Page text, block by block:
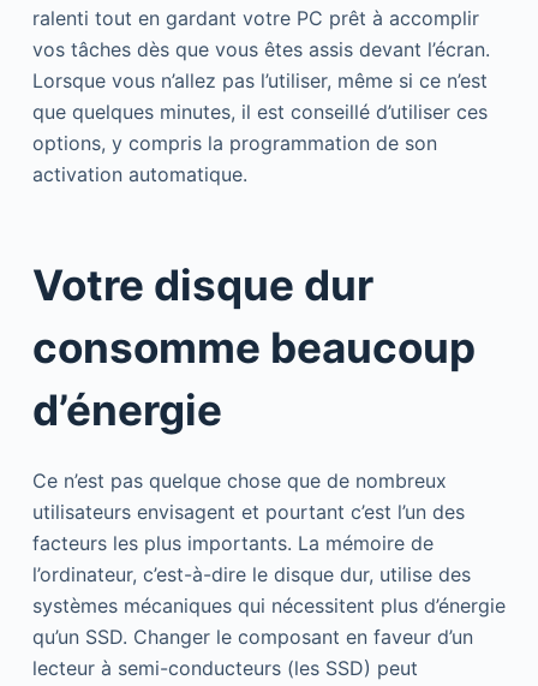
ralenti tout en gardant votre PC prêt à accomplir
vos tâches dès que vous êtes assis devant l’écran.
Lorsque vous n’allez pas l’utiliser, même si ce n’est
que quelques minutes, il est conseillé d’utiliser ces
options, y compris la programmation de son
activation automatique.
Votre disque dur
consomme beaucoup
d’énergie
Ce n’est pas quelque chose que de nombreux
utilisateurs envisagent et pourtant c’est l’un des
facteurs les plus importants. La mémoire de
l’ordinateur, c’est-à-dire le disque dur, utilise des
systèmes mécaniques qui nécessitent plus d’énergie
qu’un SSD. Changer le composant en faveur d’un
lecteur à semi-conducteurs (les SSD) peut